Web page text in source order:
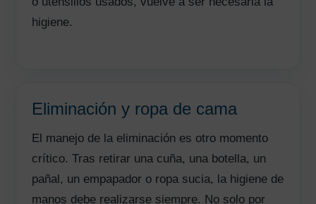
higiene.
Eliminación y ropa de cama
El manejo de la eliminación es otro momento
crítico. Tras retirar una cuña, una botella, un
pañal, un empapador o ropa sucia, la higiene de
manos debe realizarse siempre. No solo por